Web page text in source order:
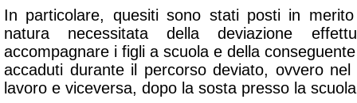
In particolare, quesiti sono stati posti in
natura necessitata della deviazione
accompagnare i figli a scuola e della
accaduti durante il percorso deviato, ovvero
lavoro e viceversa, dopo la sosta presso la